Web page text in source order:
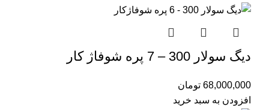
دیگ سولار 300 – 7 پره شوفاژ کار
68,000,000 تومان
افزودن به سبد خرید